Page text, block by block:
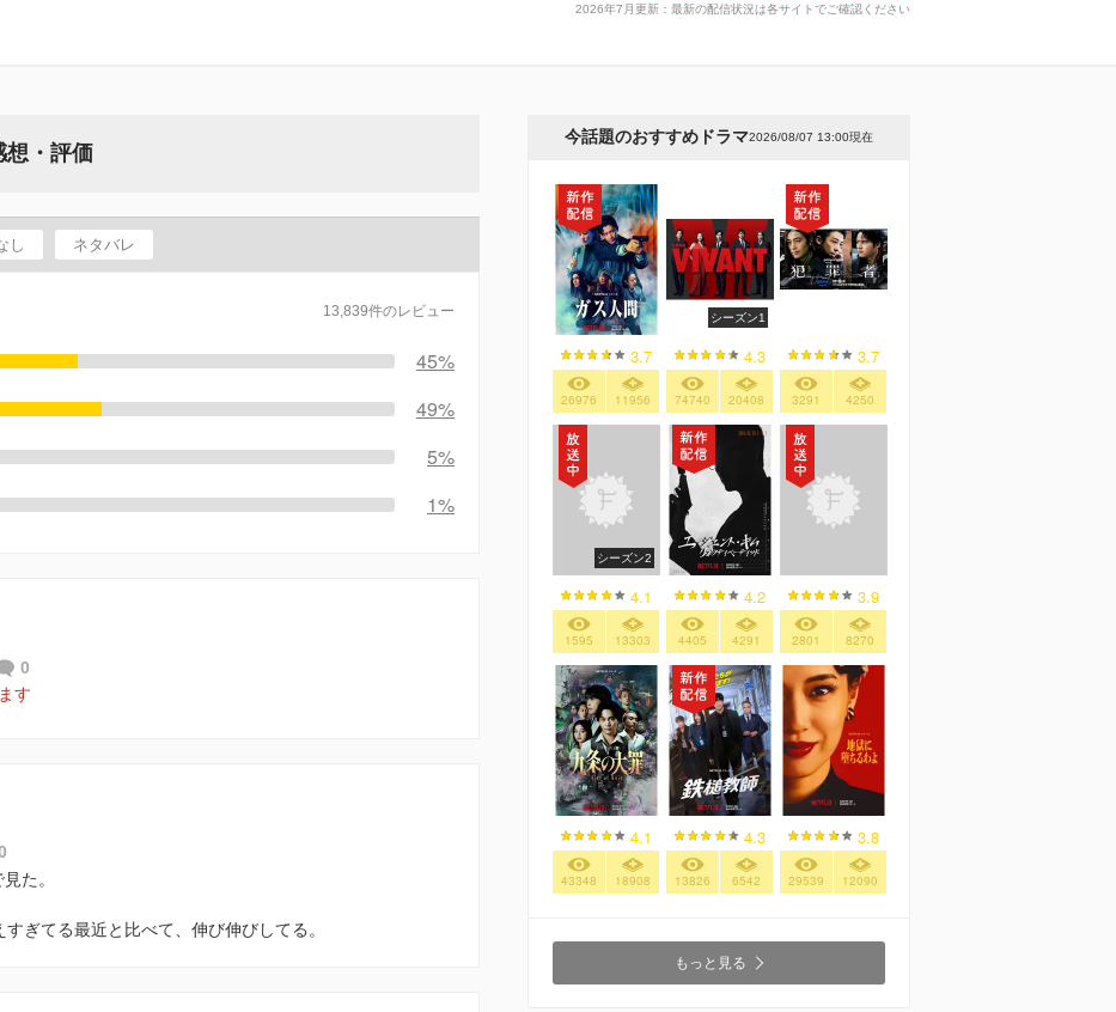
2026年7月更新：最新の配信状況は各サイトでご確認ください
想・評価
し ネタバレ
13,839件のレビュー
45%
49%
5%
1%
0
す
た。
ぎてる最近と比べて、伸び伸びしてる。
今話題のおすすめドラマ2026/08/07 13:00現在
3.7
26976 11956
シーズン1
4.3
74740 20408
3.7
3291 4250
シーズン2
4.1
1595 13303
4.2
4405 4291
3.9
2801 8270
4.1
43348 18908
4.3
13826 6542
3.8
29539 12090
もっと見る